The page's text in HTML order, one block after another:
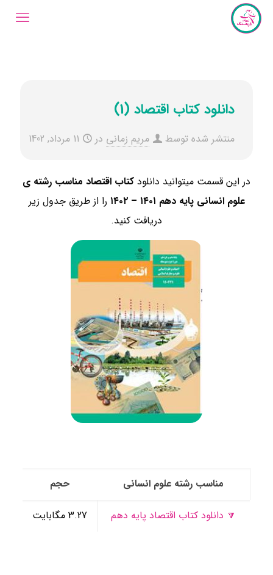
دانلود کتاب اقتصاد (1)
منتشر شده توسط مریم زمانی در 11 مرداد, 1402
در این قسمت میتوانید دانلود کتاب اقتصاد مناسب رشته ی
علوم انسانی ​پایه دهم ۱۴۰۱ – ۱۴۰۲
را از طریق جدول زیر
دریافت کنید.
مناسب رشته علوم انسانی حجم
🔽 دانلود کتاب اقتصاد پایه دهم 3.27 مگابایت